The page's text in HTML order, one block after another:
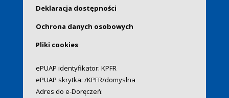
Deklaracja dostępności
Ochrona danych osobowych
Pliki cookies
ePUAP identyfikator: KPFR
ePUAP skrytka: /KPFR/domyslna
Adres do e-Doręczeń: